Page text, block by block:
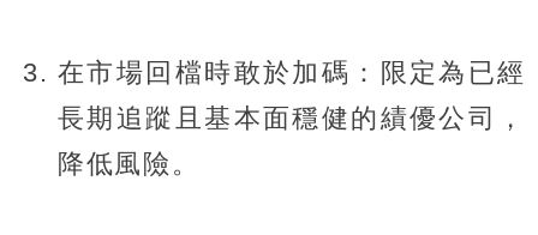
在市場回檔時敢於加碼：限定為已經
長期追蹤且基本面穩健的績優公司，
降低風險。